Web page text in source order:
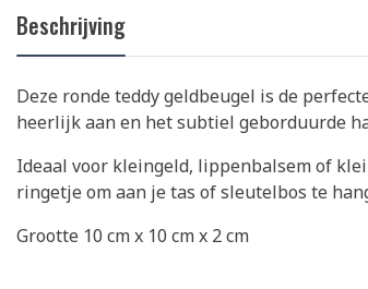
Beschrijving
Deze ronde teddy geldbeugel is de
heerlijk aan en het subtiel geborduurde
Ideaal voor kleingeld, lippenbalsem of
ringetje om aan je tas of sleutelbos te
Grootte 10 cm x 10 cm x 2 cm